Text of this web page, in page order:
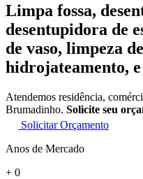
Limpa fossa,
desentupidora de
de vaso, limpeza
hidrojateamento,
Atendemos residência,
Brumadinho. Solicite seu
Solicitar Orçamento
Anos de Mercado
+ 0